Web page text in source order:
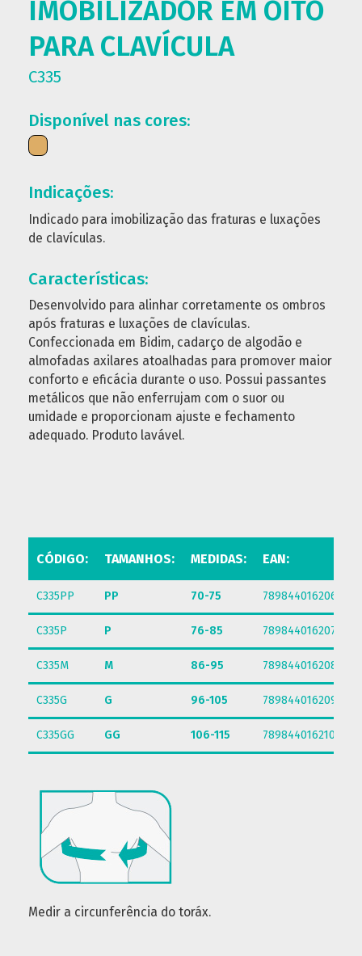
IMOBILIZADOR EM OITO
PARA CLAVÍCULA
C335
Disponível nas cores:
Indicações:
Indicado para imobilização das fraturas e luxações
de clavículas.
Características:
Desenvolvido para alinhar corretamente os ombros
após fraturas e luxações de clavículas.
Confeccionada em Bidim, cadarço de algodão e
almofadas axilares atoalhadas para promover maior
conforto e eficácia durante o uso. Possui passantes
metálicos que não enferrujam com o suor ou
umidade e proporcionam ajuste e fechamento
adequado. Produto lavável.
CÓDIGO: TAMANHOS: MEDIDAS: EAN:
C335PP PP 70-75 7898440162067
C335P P 76-85 7898440162074
C335M M 86-95 7898440162081
C335G G 96-105 7898440162098
C335GG GG 106-115 7898440162104
Medir a circunferência do toráx.